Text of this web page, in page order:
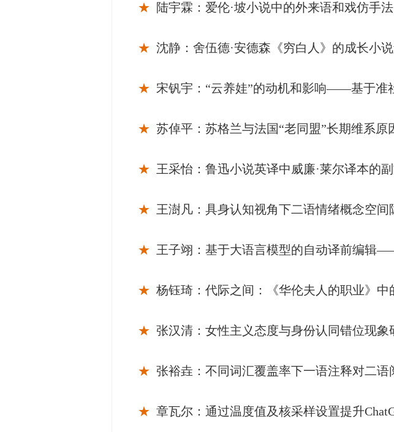
★ 陆宇霖：爱伦·坡小说中的外来语和戏仿手法
★ 沈静：舍伍德·安德森《穷白人》的成长小
★ 宋钒宇：“云养娃”的动机和影响——基于准
★ 苏倬平：苏格兰与法国“老同盟”长期维系原
★ 王采怡：鲁迅小说英译中威廉·莱尔译本的
★ 王澍凡：具身认知视角下二语情绪概念空间
★ 王子翊：基于大语言模型的自动译前编辑
★ 杨钰琦：代际之间：《华伦夫人的职业》中
★ 张汉清：女性主义态度与身份认同错位现象
★ 张裕垚：不同词汇覆盖率下一语注释对二
★ 章瓦尔：通过温度值及核采样设置提升